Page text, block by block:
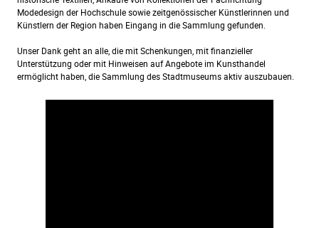
Modedesign der Hochschule sowie zeitgenössischer Künstlerinnen und
Künstlern der Region haben Eingang in die Sammlung gefunden.
Unser Dank geht an alle, die mit Schenkungen, mit finanzieller
Unterstützung oder mit Hinweisen auf Angebote im Kunsthandel
ermöglicht haben, die Sammlung des Stadtmuseums aktiv auszubauen.